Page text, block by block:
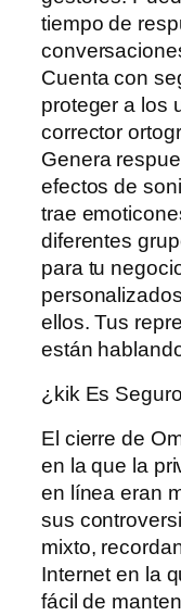
tiempo de
Cuenta con
proteger a los
corrector
Genera
efectos de
trae
diferentes
para tu
ellos. Tus
están
¿kik Es
El cierre de
en la que la
en línea eran
sus
mixto,
Internet en la
fácil de